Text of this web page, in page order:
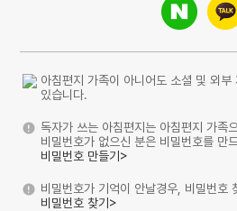
아침편지 가족이 아니어도 소셜 및 외부
있습니다.
독자가 쓰는 아침편지는 아침편지 가족
비밀번호가 없으신 분은 비밀번호를 만
비밀번호 만들기>
비밀번호가 기억이 안날경우, 비밀번호
비밀번호 찾기>